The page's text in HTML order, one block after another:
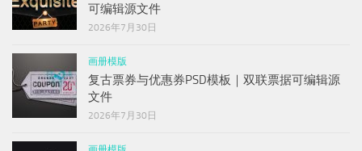
可编辑源文件
2026年7月30日
画册模版
复古票券与优惠券PSD模板｜双联票据可编辑源
文件
2026年7月30日